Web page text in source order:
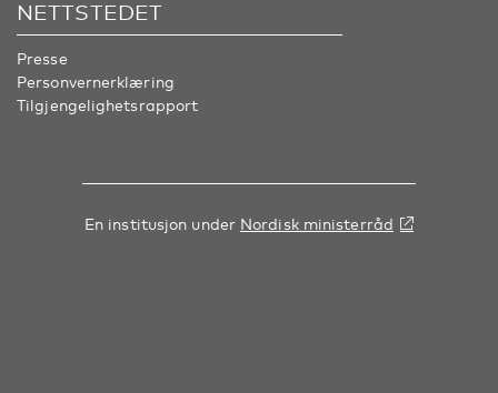
NETTSTEDET
Presse
Personvernerklæring
Tilgjengelighetsrapport
En institusjon under Nordisk ministerråd